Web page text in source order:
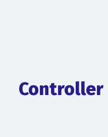
Controller